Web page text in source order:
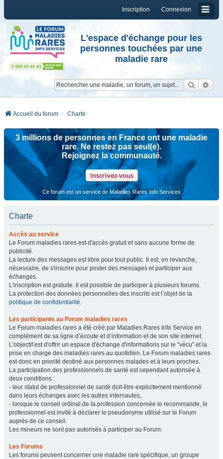
Connexion
Inscription
L'espace d'échange pour les
personnes touchées par une
maladie rare
Accueil du forum Charte
3 millions de personnes en France ont une maladie
rare. Ne restez pas seul(e).
Rejoignez la communauté.
Inscrivez-vous
Ce forum est un service de Maladies Rares Info Services
Charte
Accès au service
Le Forum maladies rares est d'accès gratuit et sans aucune forme de
publicité.
La lecture des messages est libre pour tout public. Il est, en revanche,
nécessaire, de s'inscrire pour poster des messages et participer aux
échanges.
L'inscription est gratuite. Il est possible de participer à plusieurs forums.
La protection des données personnelles des inscrits est l’objet de la
politique de confidentialité.
Les participants au Forum maladies rares
Le Forum maladies rares a été créé par Maladies Rares Info Service en
complément de sa ligne d’écoute et d’information et de son site internet.
L'objectif est d'offrir un espace d'échange d'informations sur le "vécu" et la
prise en charge des maladies rares au quotidien. Le Forum maladies rares
est donc en priorité destiné aux personnes malades et à leurs proches.
La participation des professionnels de santé est cependant autorisée à
deux conditions :
- leur statut de professionnel de santé doit être explicitement mentionné
dans leurs échanges avec les autres internautes,
- lorsque le conseil ordinal de la profession concernée le recommande, le
professionnel est invité à déclarer le pseudonyme utilisé sur le Forum
auprès de ce conseil.
Les mineurs ne sont pas autorisés à participer au Forum.
Les Forums
Les forums peuvent concerner une maladie rare spécifique, un groupe